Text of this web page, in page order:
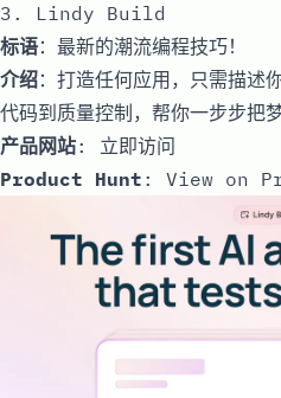
3. Lindy Build
标语：最新的潮流编程技巧！
介绍：打造任何应用，只需描
代码到质量控制，帮你一步步把
产品网站: 立即访问
Product Hunt : View on